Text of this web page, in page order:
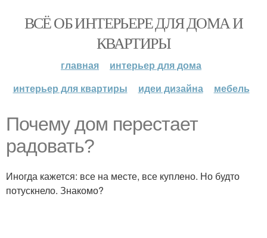
ВСЁ ОБ ИНТЕРЬЕРЕ ДЛЯ ДОМА И
КВАРТИРЫ
главная
интерьер для дома
интерьер для квартиры
идеи дизайна мебель
Почему дом перестает
радовать?
Иногда кажется: все на месте, все куплено. Но будто
потускнело. Знакомо?